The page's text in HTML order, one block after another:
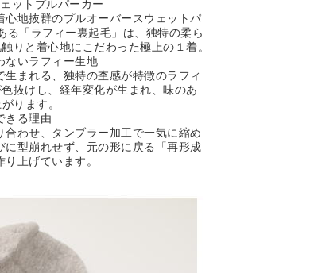
ットプルパーカー
心地抜群のプルオーバースウェットパ
「ラフィー裏起毛」は、独特の柔ら
りと着心地にこだわった極上の１着。
ないラフィー生地
まれる、独特の杢感が特徴のラフィ
抜けし、経年変化が生まれ、味のあ
ります。
きる理由
わせ、タンブラー加工で一気に縮め
型崩れせず、元の形に戻る「再形成
上げています。